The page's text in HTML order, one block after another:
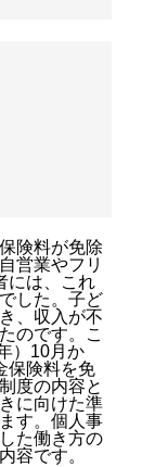
険料が免除
営業やフリ
には、これ
した。子ど
、収入が不
のです。こ
）10月か
保険料を免
度の内容と
に向けた準
す。個人事
た働き方の
容です。